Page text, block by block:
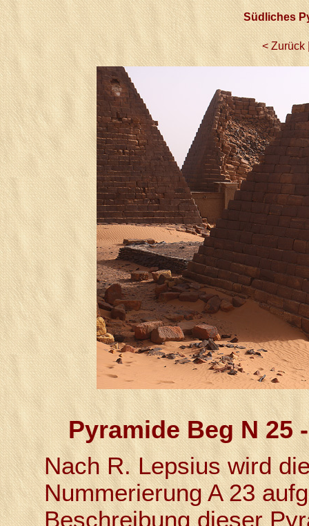
Südliches
< Zurück
Pyramide Beg N 25
Nach R. Lepsius wird
Nummerierung A 23
Beschreibung dieser